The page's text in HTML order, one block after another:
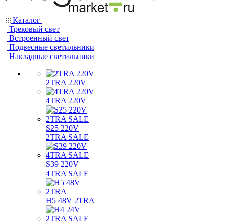
Каталог
Трековый свет
Встроенный свет
Подвесные светильники
Накладные светильники
2TRA 220V
4TRA 220V
S25 220V
2TRA SALE
S39 220V
4TRA SALE
H5 48V 2TRA